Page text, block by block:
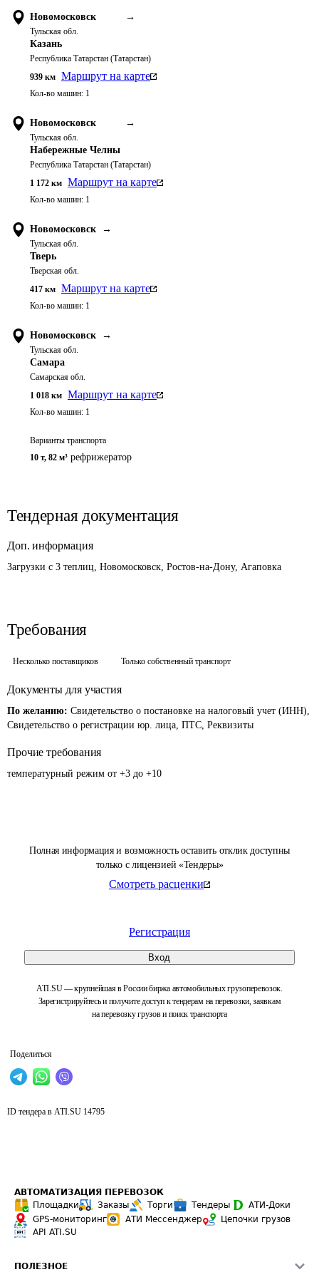
Полная информация и возможность оставить отклик доступны
только с лицензией «Тендеры»
Смотреть расценки
Регистрация
Вход
ATI.SU — крупнейшая в России биржа автомобильных грузоперевозок.
Зарегистрируйтесь и получите доступ к тендерам на перевозки, заявкам
на перевозку грузов и поиск транспорта
Поделиться
Новомосковск →
Тульская обл.
Казань
Республика Татарстан (Татарстан)
939 км Маршрут на карте
Кол-во машин: 1
Новомосковск →
Тульская обл.
Набережные Челны
Республика Татарстан (Татарстан)
1 172 км Маршрут на карте
Кол-во машин: 1
Новомосковск →
Тульская обл.
Тверь
Тверская обл.
417 км Маршрут на карте
Кол-во машин: 1
Новомосковск →
Тульская обл.
Самара
Самарская обл.
1 018 км Маршрут на карте
Кол-во машин: 1
Варианты транспорта
10 т, 82 м³ рефрижератор
Тендерная документация
Доп. информация
Загрузки с 3 теплиц, Новомосковск, Ростов-на-Дону, Агаповка
Требования
Несколько поставщиков Только собственный транспорт
Документы для участия
По желанию: Свидетельство о постановке на налоговый учет (ИНН),
Свидетельство о регистрации юр. лица, ПТС, Реквизиты
Прочие требования
температурный режим от +3 до +10
ID тендера в ATI.SU 14795
АВТОМАТИЗАЦИЯ ПЕРЕВОЗОК
Площадки
Заказы Торги Тендеры
АТИ-Доки
GPS-мониторинг
АТИ Мессенджер
Цепочки грузов
API ATI.SU
ПОЛЕЗНОЕ